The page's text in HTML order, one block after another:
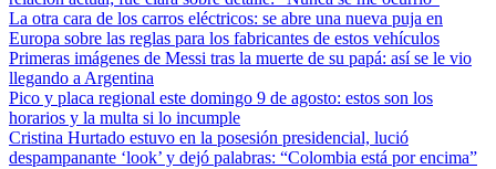
La otra cara de los carros eléctricos: se abre una nueva puja en
Europa sobre las reglas para los fabricantes de estos vehículos
Primeras imágenes de Messi tras la muerte de su papá: así se le vio
llegando a Argentina
Pico y placa regional este domingo 9 de agosto: estos son los
horarios y la multa si lo incumple
Cristina Hurtado estuvo en la posesión presidencial, lució
despampanante ‘look’ y dejó palabras: “Colombia está por encima”